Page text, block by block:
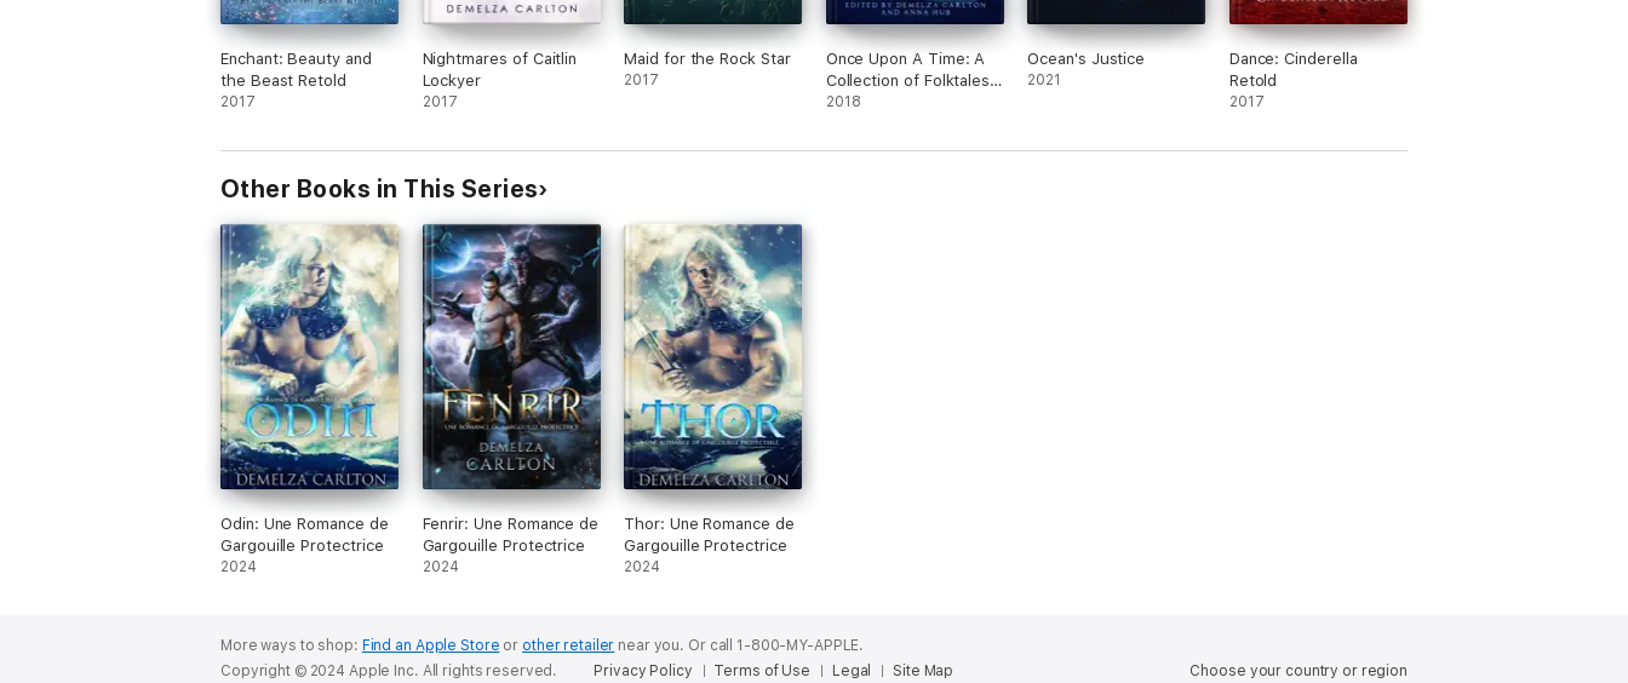
Enchant: Beauty and
the Beast Retold
2017
Nightmares of Caitlin
Lockyer
2017
Maid for the Rock Star
2017
Once Upon A Time: A
Collection of Folktales,
Fairytales and Legends
2018
Ocean's Justice
2021
Dance: Cinderella
Retold
2017
Other Books in This Series
Odin: Une Romance de
Gargouille Protectrice
2024
Fenrir: Une Romance de
Gargouille Protectrice
2024
Thor: Une Romance de
Gargouille Protectrice
2024
More ways to shop: Find an Apple Store or other retailer near you. Or call 1-800-MY-APPLE.
Choose your country or region
Copyright © 2024 Apple Inc. All rights reserved. Privacy Policy Terms of Use Legal Site Map